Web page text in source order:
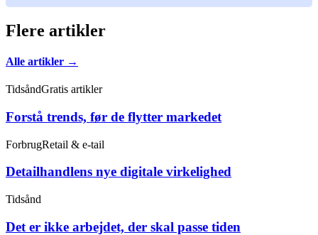
Flere artikler
Alle artikler →
TidsåndGratis artikler
Forstå trends, før de flytter markedet
ForbrugRetail & e-tail
Detailhandlens nye digitale virkelighed
Tidsånd
Det er ikke arbejdet, der skal passe tiden